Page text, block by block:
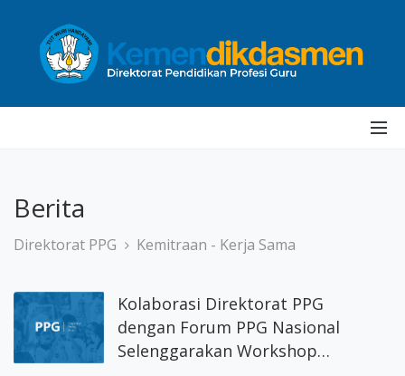
Berita
Direktorat PPG Kemitraan - Kerja Sama
Kolaborasi Direktorat PPG
dengan Forum PPG Nasional
Selenggarakan Workshop